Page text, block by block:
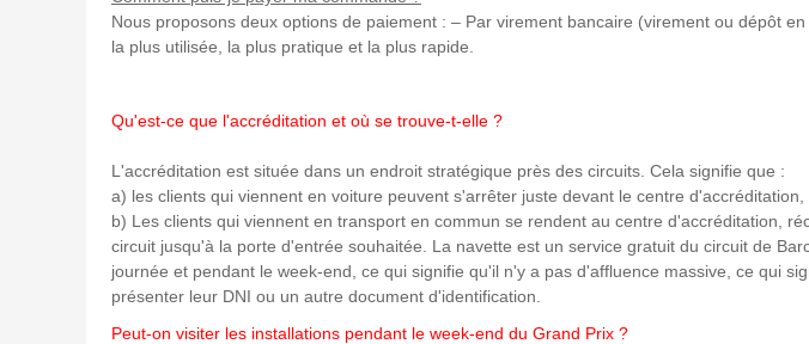
Nous proposons deux options de paiement : – Par virement bancaire (virement ou dépôt
la plus utilisée, la plus pratique et la plus rapide.
Qu'est-ce que l'accréditation et où se trouve-t-elle ?
L'accréditation est située dans un endroit stratégique près des circuits. Cela signifie que :
a) les clients qui viennent en voiture peuvent s'arrêter juste devant le centre
b) Les clients qui viennent en transport en commun se rendent au centre d'accréditation,
circuit jusqu'à la porte d'entrée souhaitée. La navette est un service gratuit du circuit de
journée et pendant le week-end, ce qui signifie qu'il n'y a pas d'affluence massive, ce qui
présenter leur DNI ou un autre document d'identification.
Peut-on visiter les installations pendant le week-end du Grand Prix ?